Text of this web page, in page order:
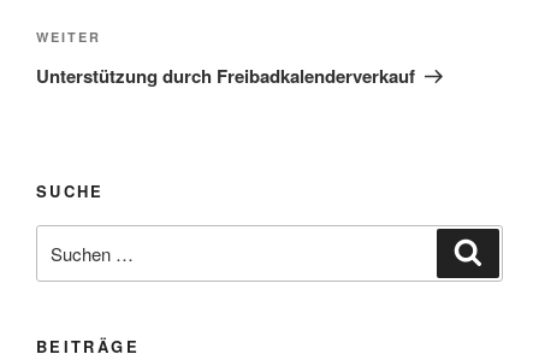
Nächster
Beitrag
WEITER
Unterstützung durch Freibadkalenderverkauf
SUCHE
nach:
BEITRÄGE